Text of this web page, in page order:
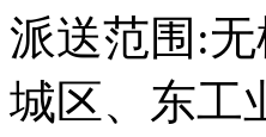
派送范围:
城区、东工